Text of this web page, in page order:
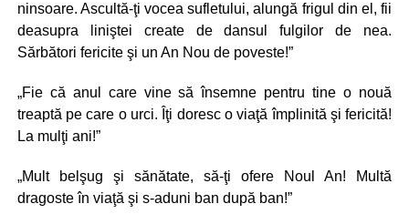
ninsoare. Ascultă-ţi vocea sufletului, alungă frigul din el, fii
deasupra liniştei create de dansul fulgilor de nea.
Sărbători fericite şi un An Nou de poveste!”
„Fie că anul care vine să însemne pentru tine o nouă
treaptă pe care o urci. Îţi doresc o viaţă împlinită şi fericită!
La mulţi ani!”
„Mult belşug şi sănătate, să-ţi ofere Noul An! Multă
dragoste în viaţă şi s-aduni ban după ban!”